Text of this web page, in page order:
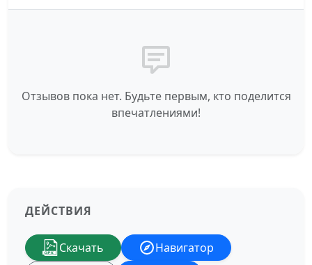
Отзывов пока нет. Будьте первым, кто поделится
впечатлениями!
ДЕЙСТВИЯ
Скачать Навигатор